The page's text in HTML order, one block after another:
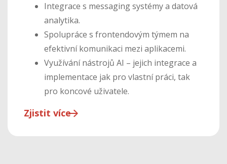
Integrace s messaging systémy a datová
analytika.
Spolupráce s frontendovým týmem na
efektivní komunikaci mezi aplikacemi.
Využívání nástrojů AI – jejich integrace a
implementace jak pro vlastní práci, tak
pro koncové uživatele.
Zjistit více